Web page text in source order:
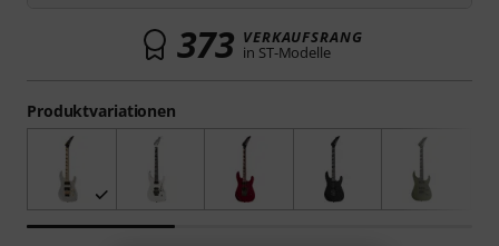
Produktvariationen
373 VERKAUFSRANG
in ST-Modelle